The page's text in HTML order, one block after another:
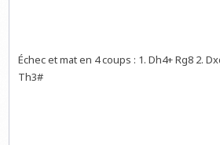
Échec et mat en 4 coups : 1. Dh4+ Rg8 2.
Th3#